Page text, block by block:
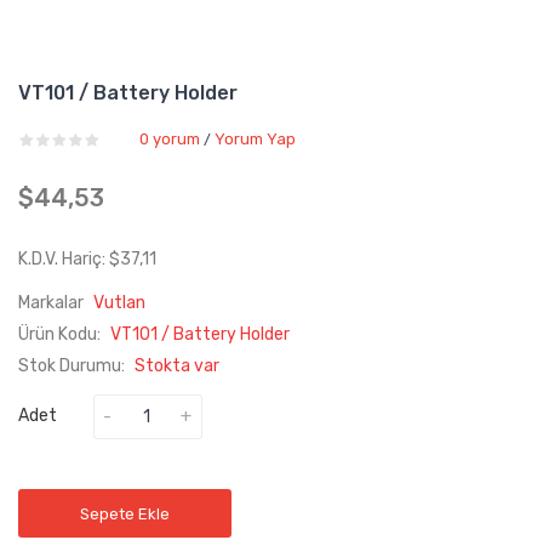
VT101 / Battery Holder
0 yorum / Yorum Yap
$44,53
K.D.V. Hariç: $37,11
Markalar Vutlan
Ürün Kodu: VT101 / Battery Holder
Stok Durumu: Stokta var
Adet
Sepete Ekle